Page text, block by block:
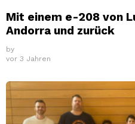
Mit einem e-208 von
Andorra und zurück
by
vor 3 Jahren